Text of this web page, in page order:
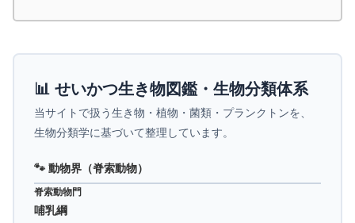
📊 せいかつ生き物図鑑・生物分類体系
当サイトで扱う生き物・植物・菌類・プランクトンを、
生物分類学に基づいて整理しています。
🐾 動物界（脊索動物）
脊索動物門
哺乳綱